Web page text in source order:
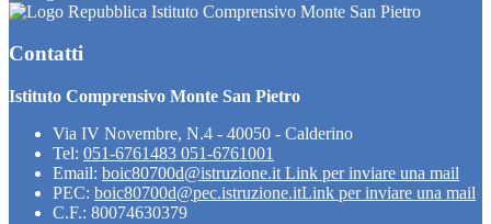
Istituto Comprensivo Monte San Pietro
Contatti
Istituto Comprensivo Monte San Pietro
Via IV Novembre, N.4 - 40050 - Calderino
Tel: 051-6761483 051-6761001
Email: boic80700d@istruzione.it Link per inviare una mail
PEC: boic80700d@pec.istruzione.itLink per inviare una mail
C.F.: 80074630379